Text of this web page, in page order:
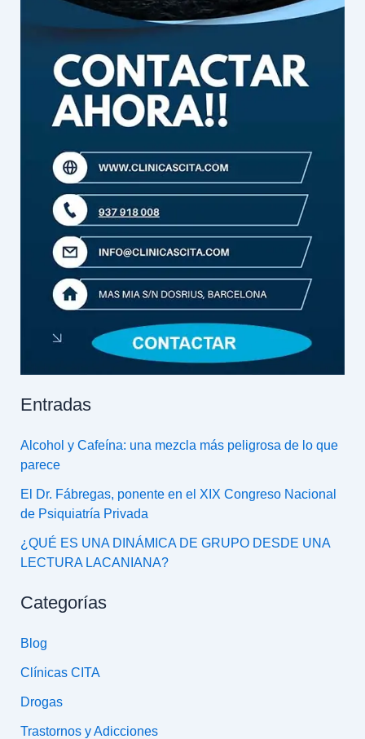
Entradas
Alcohol y Cafeína: una mezcla más peligrosa de lo que
parece
El Dr. Fábregas, ponente en el XIX Congreso Nacional
de Psiquiatría Privada
¿QUÉ ES UNA DINÁMICA DE GRUPO DESDE UNA
LECTURA LACANIANA?
Categorías
Blog
Clínicas CITA
Drogas
Trastornos y Adicciones